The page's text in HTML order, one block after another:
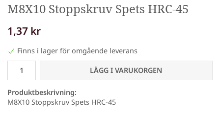
M8X10 Stoppskruv Spets HRC-45
1,37 kr
Finns i lager för omgående leverans
LÄGG I VARUKORGEN
Produktbeskrivning:
M8X10 Stoppskruv Spets HRC-45